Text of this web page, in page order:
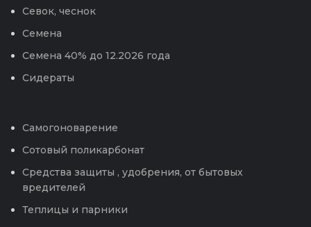
Севок, чеснок
Семена
Семена 40% до 12.2026 года
Сидераты
Самогоноварение
Сотовый поликарбонат
Средства защиты , удобрения, от бытовых
вредителей
Теплицы и парники